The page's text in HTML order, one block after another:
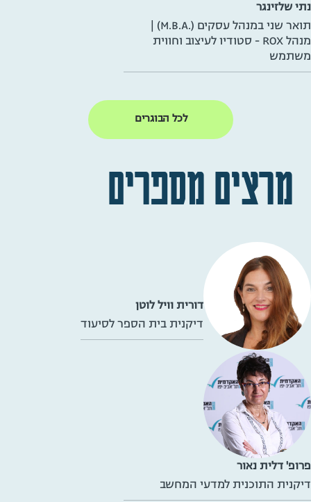
נתי שלזינגר
תואר שני במנהל עסקים (.M.B.A) |
מנהל ROX - סטודיו לעיצוב וחווית
משתמש
לכל הבוגרים
מרצים מספרים
דורית וויל לוטן
דיקנית בית הספר לסיעוד
פרופ' דלית נאור
דיקנית התוכנית למדעי המחשב